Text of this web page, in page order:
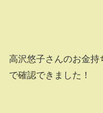
高沢悠子さんのお金
で確認できました！